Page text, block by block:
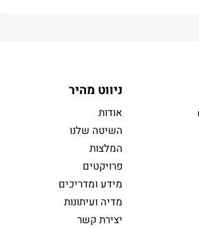
ניווט מהיר
אודות
השיטה שלנו
המלצות
פרויקטים
מידע ומדריכים
מדיה ועיתונות
יצירת קשר